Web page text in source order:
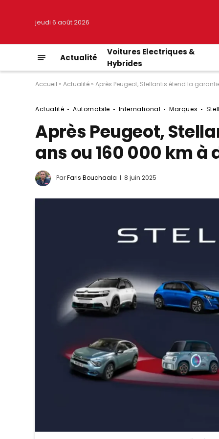
jeudi 6 août 2026
Actualité
Voitures Electriques &
Hybrides
Accueil » Actualité » Après Peugeot, Stellantis étend la
Actualité Automobile International Marques
Après Peugeot,
ans ou 160 000 km à
ParFaris Bouchaala 8 juin 2025